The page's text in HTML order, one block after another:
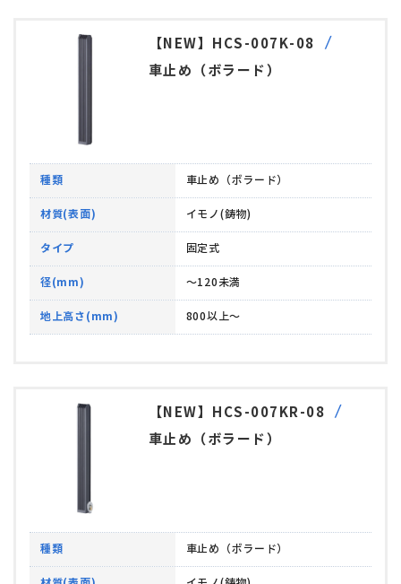
【NEW】HCS-007K-08
車止め（ボラード）
種類 車止め（ボラード）
材質(表面) イモノ(鋳物)
タイプ 固定式
径(mm) ～120未満
地上高さ(mm) 800以上～
【NEW】HCS-007KR-08
車止め（ボラード）
種類 車止め（ボラード）